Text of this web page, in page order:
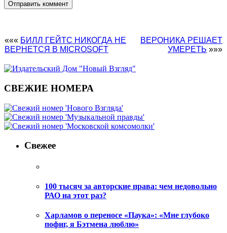
««« БИЛЛ ГЕЙТС НИКОГДА НЕ
ВЕРНЕТСЯ В MICROSOFT
ВЕРОНИКА РЕШАЕТ
УМЕРЕТЬ »»»
СВЕЖИЕ НОМЕРА
Свежее
100 тысяч за авторские права: чем недовольно
РАО на этот раз?
Харламов о переносе «Паука»: «Мне глубоко
пофиг, я Бэтмена люблю»